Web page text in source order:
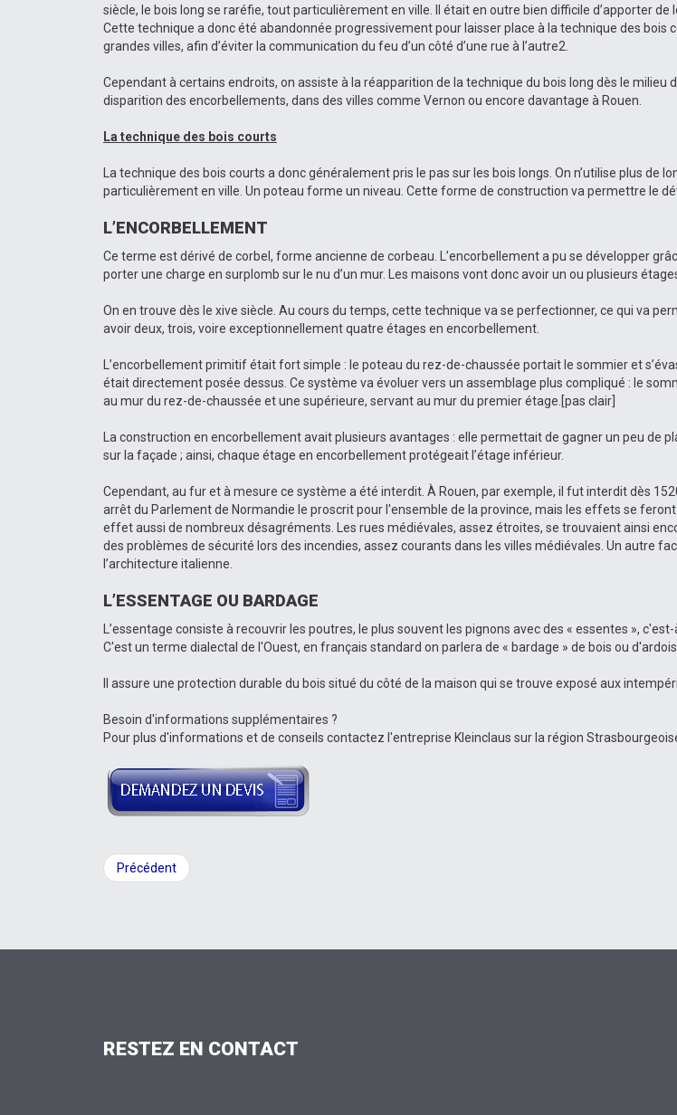
siècle, le bois long se raréfie, tout particulièrement en ville. Il était en outre bien difficile d’apporter
Cette technique a donc été abandonnée progressivement pour laisser place à la technique des bois
grandes villes, afin d’éviter la communication du feu d’un côté d’une rue à l’autre2.
Cependant à certains endroits, on assiste à la réapparition de la technique du bois long dès le
disparition des encorbellements, dans des villes comme Vernon ou encore davantage à Rouen.
La technique des bois courts
La technique des bois courts a donc généralement pris le pas sur les bois longs. On n’utilise plus
particulièrement en ville. Un poteau forme un niveau. Cette forme de construction va permettre le
L’ENCORBELLEMENT
Ce terme est dérivé de corbel, forme ancienne de corbeau. L’encorbellement a pu se développer
porter une charge en surplomb sur le nu d’un mur. Les maisons vont donc avoir un ou plusieurs
On en trouve dès le xive siècle. Au cours du temps, cette technique va se perfectionner, ce qui va
avoir deux, trois, voire exceptionnellement quatre étages en encorbellement.
L’encorbellement primitif était fort simple : le poteau du rez-de-chaussée portait le sommier et
était directement posée dessus. Ce système va évoluer vers un assemblage plus compliqué : le
au mur du rez-de-chaussée et une supérieure, servant au mur du premier étage.[pas clair]
La construction en encorbellement avait plusieurs avantages : elle permettait de gagner un peu de
sur la façade ; ainsi, chaque étage en encorbellement protégeait l’étage inférieur.
Cependant, au fur et à mesure ce système a été interdit. À Rouen, par exemple, il fut interdit dès
arrêt du Parlement de Normandie le proscrit pour l'ensemble de la province, mais les effets se
effet aussi de nombreux désagréments. Les rues médiévales, assez étroites, se trouvaient ainsi
des problèmes de sécurité lors des incendies, assez courants dans les villes médiévales. Un autre
l’architecture italienne.
L’ESSENTAGE OU BARDAGE
L’essentage consiste à recouvrir les poutres, le plus souvent les pignons avec des « essentes »,
C'est un terme dialectal de l'Ouest, en français standard on parlera de « bardage » de bois ou
Il assure une protection durable du bois situé du côté de la maison qui se trouve exposé aux
Besoin d'informations supplémentaires ?
Pour plus d'informations et de conseils contactez l'entreprise Kleinclaus sur la région
Précédent
RESTEZ EN CONTACT